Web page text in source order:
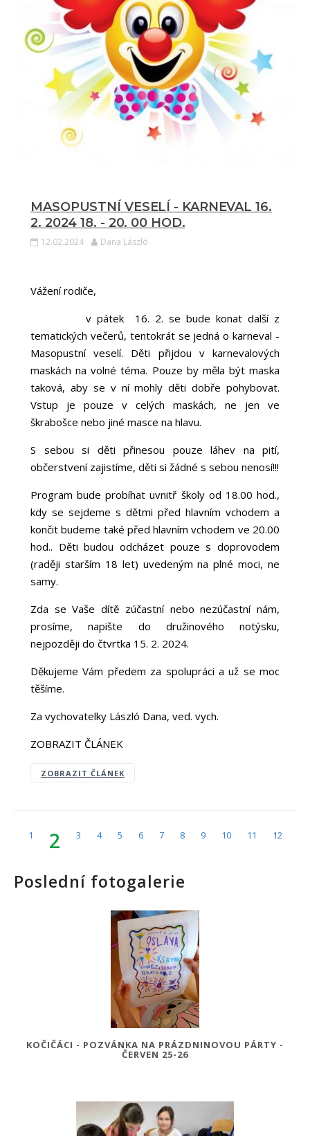
MASOPUSTNÍ VESELÍ - KARNEVAL 16.
2. 2024 18. - 20. 00 HOD.
12.02.2024 Dana László
Vážení rodiče,
v pátek 16. 2. se bude konat další z
tematických večerů, tentokrát se jedná o karneval -
Masopustní veselí. Děti přijdou v karnevalových
maskách na volné téma. Pouze by měla být maska
taková, aby se v ní mohly děti dobře pohybovat.
Vstup je pouze v celých maskách, ne jen ve
škrabošce nebo jiné masce na hlavu.
S sebou si děti přinesou pouze láhev na pití,
občerstvení zajistíme, děti si žádné s sebou nenosí!!!
Program bude probíhat uvnitř školy od 18.00 hod.,
kdy se sejdeme s dětmi před hlavním vchodem a
končit budeme také před hlavním vchodem ve 20.00
hod.. Děti budou odcházet pouze s doprovodem
(raději starším 18 let) uvedeným na plné moci, ne
samy.
Zda se Vaše dítě zúčastní nebo nezúčastní nám,
prosíme, napište do družinového notýsku,
nejpozději do čtvrtka 15. 2. 2024.
Děkujeme Vám předem za spolupráci a už se moc
těšíme.
Za vychovatelky László Dana, ved. vych.
ZOBRAZIT ČLÁNEK
ZOBRAZIT ČLÁNEK
1 2 3 4 5 6 7 8 9 10 11 12
Poslední fotogalerie
KOČIČÁCI - POZVÁNKA NA PRÁZDNINOVOU PÁRTY -
ČERVEN 25-26